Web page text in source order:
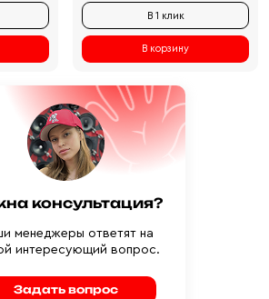
В 1 клик
В корзину
консультация?
менеджеры ответят на
интересующий вопрос.
Задать вопрос